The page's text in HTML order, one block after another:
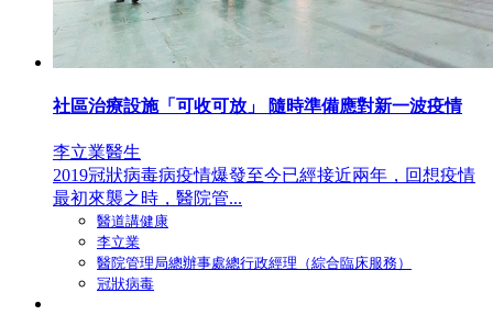
社區治療設施「可收可放」 隨時準備應對新一波疫情
李立業醫生
2019冠狀病毒病疫情爆發至今已經接近兩年，回想疫情
最初來襲之時，醫院管...
醫道講健康
李立業
醫院管理局總辦事處總行政經理（綜合臨床服務）
冠狀病毒